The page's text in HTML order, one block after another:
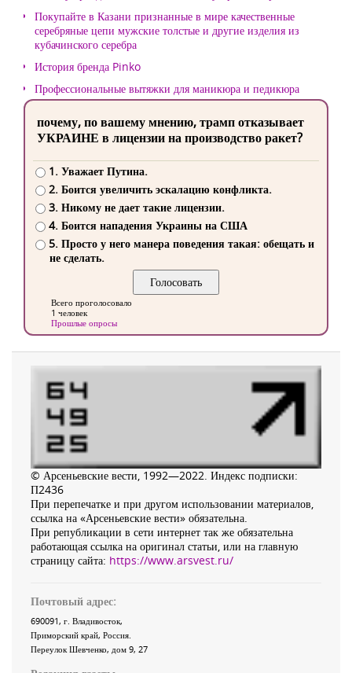
Покупайте в Казани признанные в мире качественные
серебряные цепи мужские толстые и другие изделия из
кубачинского серебра
История бренда Pinko
Профессиональные вытяжки для маникюра и педикюра
почему, по вашему мнению, трамп отказывает
УКРАИНЕ в лицензии на производство ракет?
1. Уважает Путина.
2. Боится увеличить эскалацию конфликта.
3. Никому не дает такие лицензии.
4. Боится нападения Украины на США
5. Просто у него манера поведения такая: обещать и
не сделать.
Всего проголосовало
1 человек
Прошлые опросы
© Арсеньевские вести, 1992—2022. Индекс подписки:
П2436
При перепечатке и при другом использовании материалов,
ссылка на «Арсеньевские вести» обязательна.
При републикации в сети интернет так же обязательна
работающая ссылка на оригинал статьи, или на главную
страницу сайта: https://www.arsvest.ru/
Почтовый адрес:
690091, г. Владивосток,
Приморский край, Россия
Переулок Шевченко, дом 9, 27